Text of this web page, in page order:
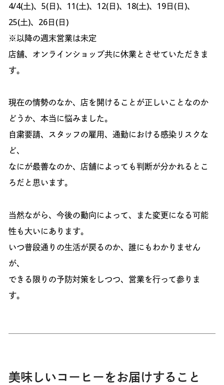
4/4(土)、5(日)、11(土)、12(日)、18(土)、19日(日)、
25(土)、26日(日)
※以降の週末営業は未定
店舗、オンラインショップ共に休業とさせていただきま
す。
現在の情勢のなか、店を開けることが正しいことなのか
どうか、本当に悩みました。
自粛要請、スタッフの雇用、通勤における感染リスクな
ど、
なにが最善なのか、店舗によっても判断が分かれるとこ
ろだと思います。
当然ながら、今後の動向によって、また変更になる可能
性も大いにあります。
いつ普段通りの生活が戻るのか、誰にもわかりません
が、
できる限りの予防対策をしつつ、営業を行って参りま
す。
美味しいコーヒーをお届けすること